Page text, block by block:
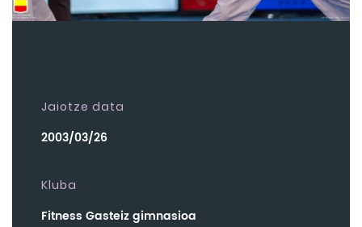
Jaiotze data
2003/03/26
Kluba
Fitness Gasteiz gimnasioa